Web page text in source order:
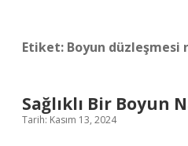
Etiket: Boyun düzleşmesi
Sağlıklı Bir Boyun
Tarih: Kasım 13, 2024